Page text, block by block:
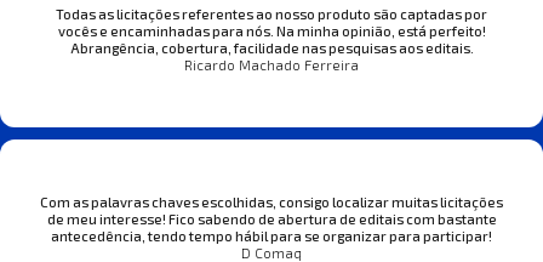
Todas as licitações referentes ao nosso produto são captadas por
vocês e encaminhadas para nós. Na minha opinião, está perfeito!
Abrangência, cobertura, facilidade nas pesquisas aos editais.
Ricardo Machado Ferreira
Com as palavras chaves escolhidas, consigo localizar muitas licitações
de meu interesse! Fico sabendo de abertura de editais com bastante
antecedência, tendo tempo hábil para se organizar para participar!
D Comaq